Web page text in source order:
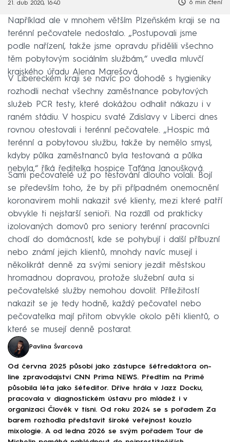
21. dub 2020, 16:40 6 min čtení
Například ale v mnohem větším Plzeňském kraji se na
terénní pečovatele nedostalo. „Postupovali jsme
podle nařízení, takže jsme opravdu přidělili všechno
těm pobytovým sociálním službám,“ uvedla mluvčí
krajského úřadu Alena Marešová.
V Libereckém kraji se navíc po dohodě s hygieniky
rozhodli nechat všechny zaměstnance pobytových
služeb PCR testy, které dokážou odhalit nákazu i v
raném stádiu. V hospicu svaté Zdislavy v Liberci dnes
rovnou otestovali i terénní pečovatele. „Hospic má
terénní a pobytovou službu, takže by nemělo smysl,
kdyby půlka zaměstnanců byla testovaná a půlka
nebyla,“ říká ředitelka hospice Taťána Janoušková.
Sami pečovatelé už po testování dlouho volali. Bojí
se především toho, že by při případném onemocnění
koronavirem mohli nakazit své klienty, mezi které patří
obvykle ti nejstarší senioři. Na rozdíl od prakticky
izolovaných domovů pro seniory terénní pracovníci
chodí do domácností, kde se pohybují i další příbuzní
nebo známí jejich klientů, mnohdy navíc musejí i
několikrát denně za svými seniory jezdit městskou
hromadnou dopravou, protože služební auta si
pečovatelské služby nemohou dovolit. Příležitostí
nakazit se je tedy hodně, každý pečovatel nebo
pečovatelka mají přitom obvykle okolo pěti klientů, o
které se musejí denně postarat.
Pavlína Švarcová
Od června 2025 působí jako zástupce šéfredaktora on-
line zpravodajství CNN Prima NEWS. Předtím na Primě
působila léta jako šéfeditor. Dříve hrála v Jazz Docku,
pracovala v diagnostickém ústavu pro mládež i v
organizaci Člověk v tísni. Od roku 2024 se s pořadem Za
barem rozhodla představit široké veřejnost kouzlo
mixologie. A od ledna 2026 se svým pořadem Tour de